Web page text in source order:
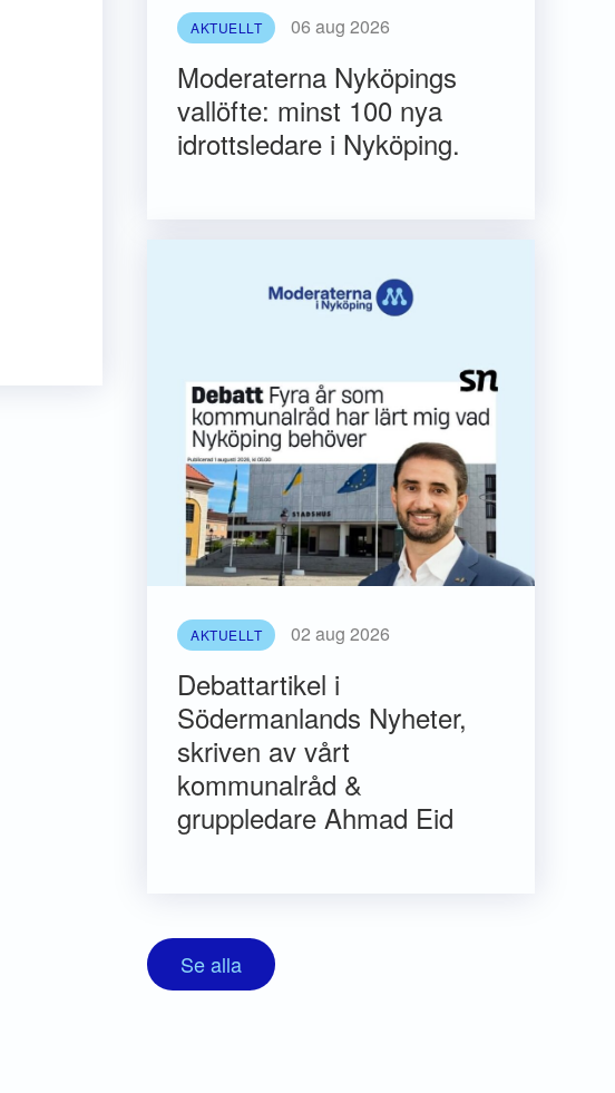
AKTUELLT 06 aug 2026
Moderaterna Nyköpings
vallöfte: minst 100 nya
idrottsledare i Nyköping.
AKTUELLT 02 aug 2026
Debattartikel i
Södermanlands Nyheter,
skriven av vårt
kommunalråd &
gruppledare Ahmad Eid
Se alla